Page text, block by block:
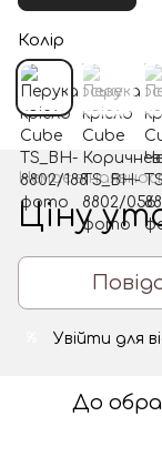
Колір
Немає в
Ціну
Увійти для
До